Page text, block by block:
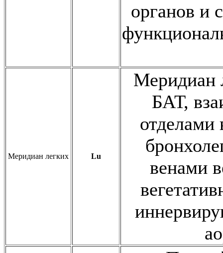
органов и
Меридиан легких Lu
Меридиан
БАТ,
отделами
венами